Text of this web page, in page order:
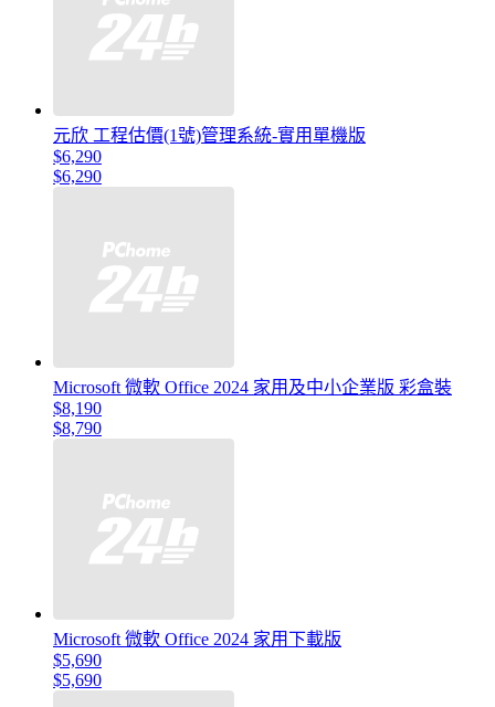
元欣 工程估價(1號)管理系統-實用單機版
$6,290
$6,290
Microsoft 微軟 Office 2024 家用及中小企業版 彩盒裝
$8,190
$8,790
Microsoft 微軟 Office 2024 家用下載版
$5,690
$5,690